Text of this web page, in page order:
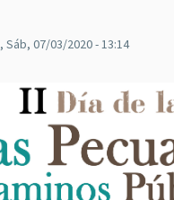
, Sáb, 07/03/2020 - 13:14